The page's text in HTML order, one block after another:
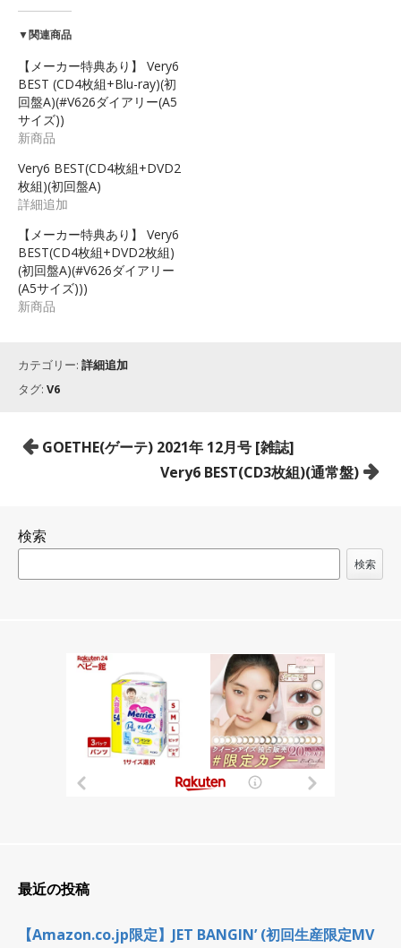
▼関連商品
【メーカー特典あり】 Very6
BEST (CD4枚組+Blu-ray)(初
回盤A)(#V626ダイアリー(A5
サイズ))
新商品
Very6 BEST(CD4枚組+DVD2
枚組)(初回盤A)
詳細追加
【メーカー特典あり】 Very6
BEST(CD4枚組+DVD2枚組)
(初回盤A)(#V626ダイアリー
(A5サイズ)))
新商品
カテゴリー: 詳細追加
タグ: V6
投
ゲ
GOETHE(ゲーテ) 2021年 12月号 [雑誌]
Very6 BEST(CD3枚組)(通常盤)
検索
検索
最近の投稿
【Amazon.co.jp限定】JET BANGIN’ (初回生産限定MV